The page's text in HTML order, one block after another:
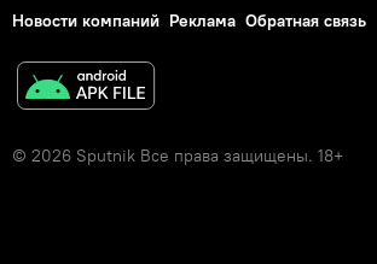
Новости компаний Реклама Обратная связь
© 2026 Sputnik Все права защищены. 18+